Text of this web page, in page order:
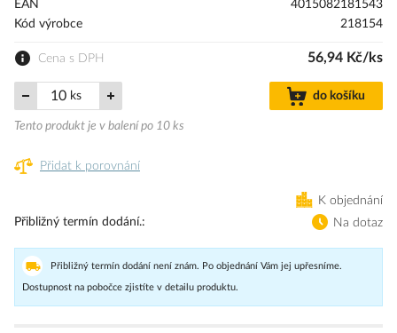
EAN
4015082181543
Kód výrobce
218154
Cena s DPH 56,94 Kč/ks
ks do košíku
Tento produkt je v balení po 10 ks
Přidat k porovnání
K objednání
Přibližný termín dodání.
Na dotaz
Přibližný termín dodání není znám. Po objednání Vám jej upřesníme.
Dostupnost na pobočce zjistíte v detailu produktu.